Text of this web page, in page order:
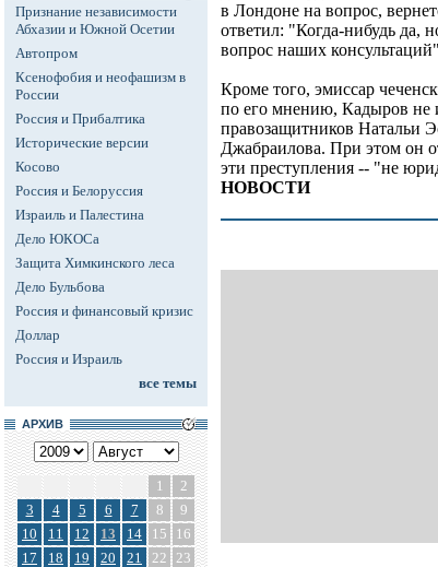
Признание независимости
Абхазии и Южной Осетии
Автопром
Ксенофобия и неофашизм в
России
Россия и Прибалтика
Исторические версии
Косово
Россия и Белоруссия
Израиль и Палестина
Дело ЮКОСа
Защита Химкинского леса
Дело Бульбова
Россия и финансовый кризис
Доллар
Россия и Израиль
все темы
АРХИВ
1
2
3
4 5 6 7 8
9
10
11 12 13 14 15
16
17
18 19 20 21 22 23
в Лондоне на вопрос,
ответил: "Когда-нибудь да,
вопрос наших
Кроме того, эмиссар
по его мнению, Кадыров не
правозащитников Натальи
Джабраилова. При этом он
эти преступления -- "не
НОВОСТИ